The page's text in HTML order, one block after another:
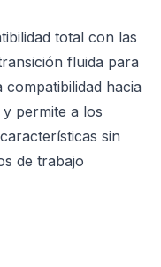
total con las
fluida para
hacia
permite a los
sin
de trabajo